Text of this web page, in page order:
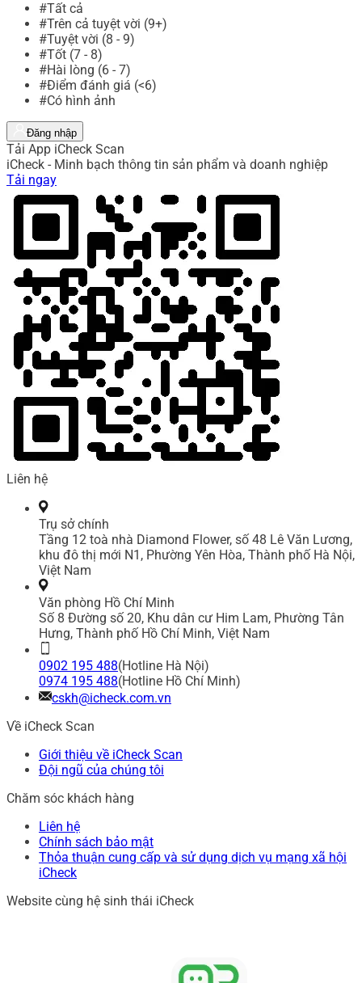
#Tất cả
#Trên cả tuyệt vời (9+)
#Tuyệt vời (8 - 9)
#Tốt (7 - 8)
#Hài lòng (6 - 7)
#Điểm đánh giá (<6)
#Có hình ảnh
Đăng nhập
Tải App iCheck Scan
iCheck - Minh bạch thông tin sản phẩm và doanh nghiệp
Tải ngay
Liên hệ
Trụ sở chính
Tầng 12 toà nhà Diamond Flower, số 48 Lê Văn Lương,
khu đô thị mới N1, Phường Yên Hòa, Thành phố Hà Nội,
Việt Nam
Văn phòng Hồ Chí Minh
Số 8 Đường số 20, Khu dân cư Him Lam, Phường Tân
Hưng, Thành phố Hồ Chí Minh, Việt Nam
0902 195 488(Hotline Hà Nội)
0974 195 488(Hotline Hồ Chí Minh)
cskh@icheck.com.vn
Về iCheck Scan
Giới thiệu về iCheck Scan
Đội ngũ của chúng tôi
Chăm sóc khách hàng
Liên hệ
Chính sách bảo mật
Thỏa thuận cung cấp và sử dụng dịch vụ mạng xã hội
iCheck
Website cùng hệ sinh thái iCheck